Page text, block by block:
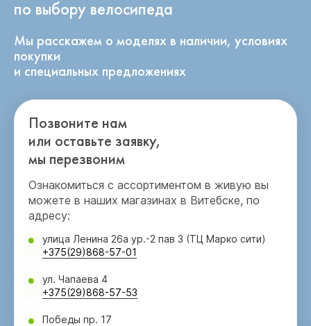
по выбору велосипеда
Мы расскажем о моделях в наличии, условиях
покупки
и специальных предложениях
Позвоните нам
или оставьте заявку,
мы перезвоним
Ознакомиться с ассортиментом в живую вы
можете в наших магазинах в Витебске, по
адресу:
улица Ленина 26а ур.-2 пав 3 (ТЦ Марко сити)
+375(29)868-57-01
ул. Чапаева 4
+375(29)868-57-53
Победы пр. 17